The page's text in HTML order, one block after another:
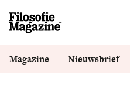
Magazine Nieuwsbrief